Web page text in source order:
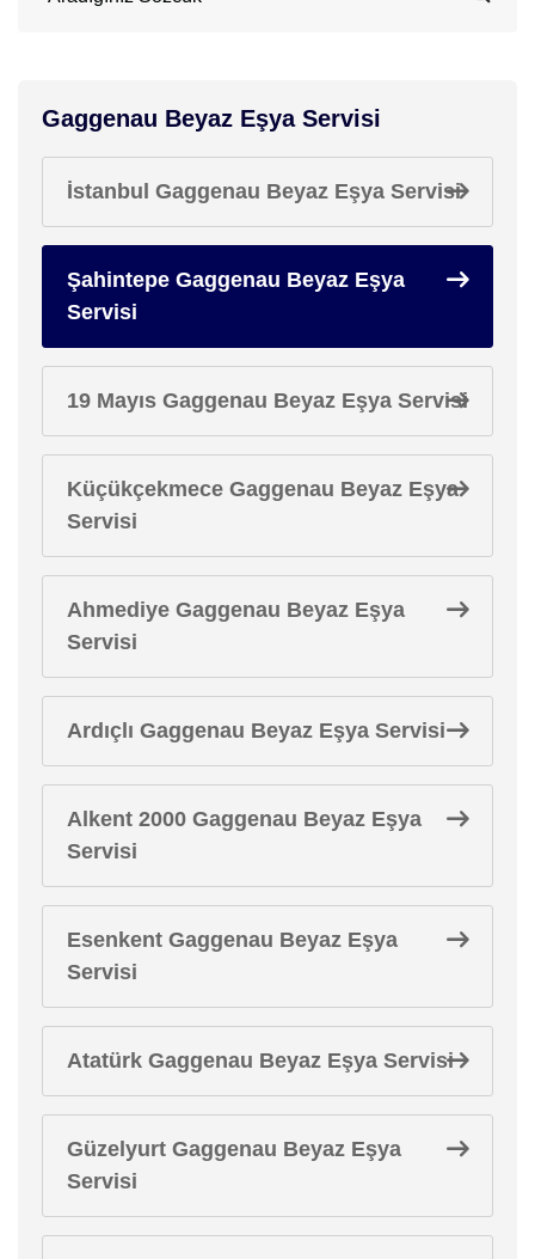
Gaggenau Beyaz Eşya Servisi
İstanbul Gaggenau Beyaz Eşya Servisi
Şahintepe Gaggenau Beyaz Eşya
Servisi
19 Mayıs Gaggenau Beyaz Eşya Servisi
Küçükçekmece Gaggenau Beyaz Eşya
Servisi
Ahmediye Gaggenau Beyaz Eşya
Servisi
Ardıçlı Gaggenau Beyaz Eşya Servisi
Alkent 2000 Gaggenau Beyaz Eşya
Servisi
Esenkent Gaggenau Beyaz Eşya
Servisi
Atatürk Gaggenau Beyaz Eşya Servisi
Güzelyurt Gaggenau Beyaz Eşya
Servisi